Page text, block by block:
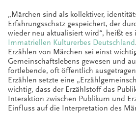
„Märchen sind als kollektiver,
Erfahrungsschatz gespeichert, der
wieder neu aktualisiert wird“, heißt es
Immatriellen Kulturerbes Deutschland
Erzählen von Märchen sei einst
Gemeinschaftslebens gewesen und
fortlebende, oft öffentlich
Erzählen setzte eine
wichtig, dass der Erzählstoff das
Interaktion zwischen Publikum und
Einfluss auf die Interpretation des